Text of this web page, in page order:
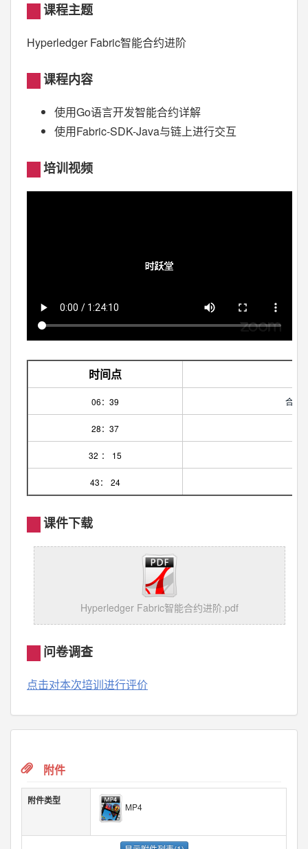
课程主题
Hyperledger Fabric智能合约进阶
课程内容
使用Go语言开发智能合约详解
使用Fabric-SDK-Java与链上进行交互
培训视频
时间点
06：39 合约
28：37
32 ： 15
43： 24
课件下载
Hyperledger Fabric智能合约进阶.pdf
问卷调查
点击对本次培训进行评价
附件
附件类型
MP4